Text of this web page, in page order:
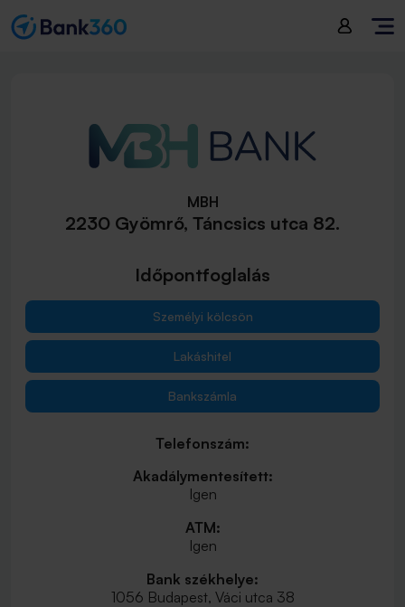
MBH
2230 Gyömrő, Táncsics utca 82.
Időpontfoglalás
Személyi kölcsön
Lakáshitel
Bankszámla
Telefonszám:
Akadálymentesített:
Igen
ATM:
Igen
Bank székhelye:
1056 Budapest, Váci utca 38